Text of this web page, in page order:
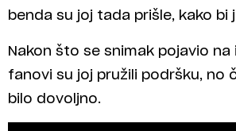
benda su joj tada prišle, kako bi
Nakon što se snimak pojavio na
fanovi su joj pružili podršku, no
bilo dovoljno.